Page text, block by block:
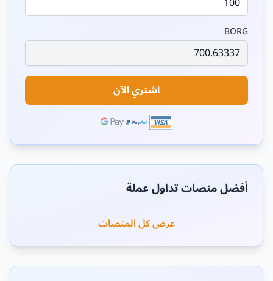
BORG
اشتري الآن
أفضل منصات تداول عملة
عرض كل المنصات